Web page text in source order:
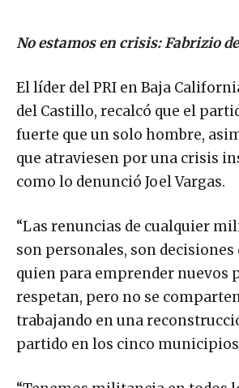
No estamos en crisis: Fabrizio
El líder del PRI en Baja
del Castillo, recalcó que el
fuerte que un solo hombre,
que atraviesen por una crisis
como lo denunció Joel Vargas.
“Las renuncias de cualquier
son personales, son decisiones
quien para emprender nuevos
respetan, pero no se
trabajando en una
partido en los cinco